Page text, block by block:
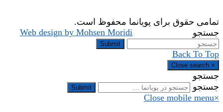
تمامی حقوق برای پویانما محفوظ است.
Web design by Mohsen Moridi
جستجو
Submit
Back To Top
×
Close search
جستجو
جستجو
Submit
×
Close mobile menu